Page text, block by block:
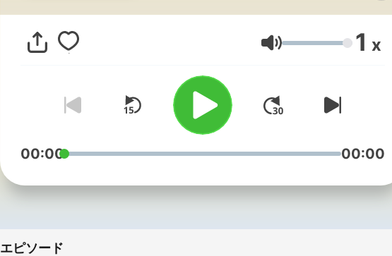
所不聊，一起進入三三的世界吧~
Firstory Hosting
音量 1 x
00:00 00:00
エピソード